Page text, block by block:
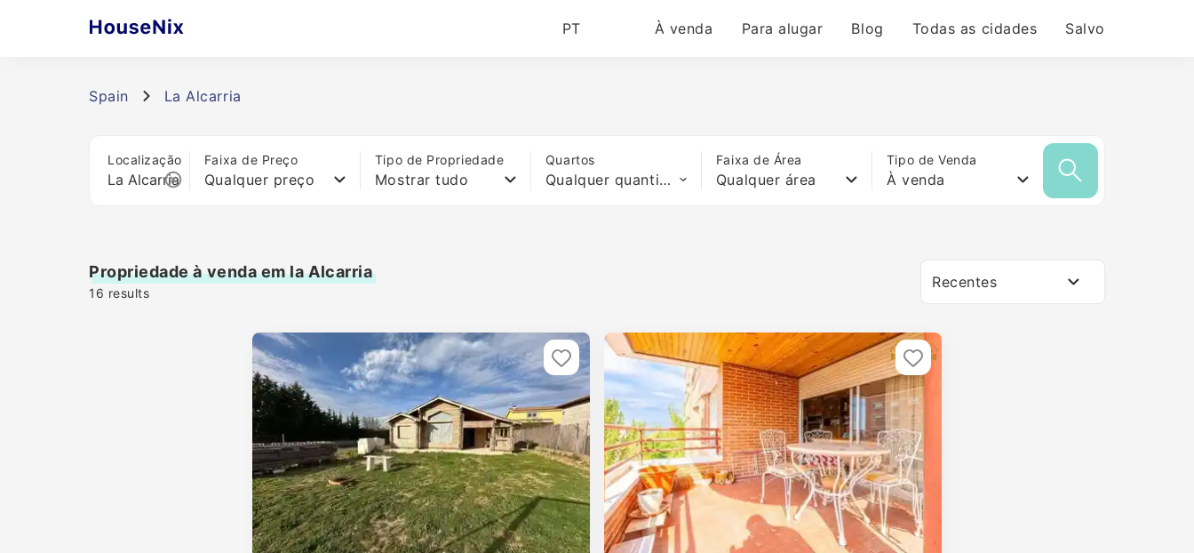
PT À venda Para alugar Blog Todas as cidades Salvo
Spain La Alcarria
Localização Faixa de Preço
Qualquer preço
Tipo de Propriedade
Mostrar tudo
Quartos
Qualquer quantidade de quartos
Faixa de Área
Qualquer área
Tipo de Venda
À venda
Propriedade à venda em la Alcarria
16 results
Recentes